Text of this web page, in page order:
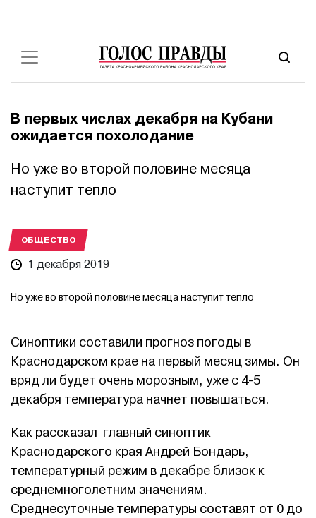
В первых числах декабря на Кубани
ожидается похолодание
Но уже во второй половине месяца
наступит тепло
ОБЩЕСТВО
1 декабря 2019
Но уже во второй половине месяца наступит тепло
Синоптики составили прогноз погоды в
Краснодарском крае на первый месяц зимы. Он
вряд ли будет очень морозным, уже с 4-5
декабря температура начнет повышаться.
Как рассказал главный синоптик
Краснодарского края Андрей Бондарь,
температурный режим в декабре близок к
среднемноголетним значениям.
Среднесуточные температуры составят от 0 до